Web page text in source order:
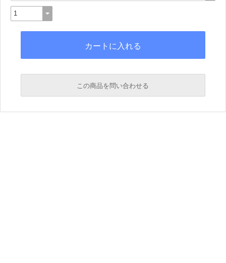
この商品を問い合わせる